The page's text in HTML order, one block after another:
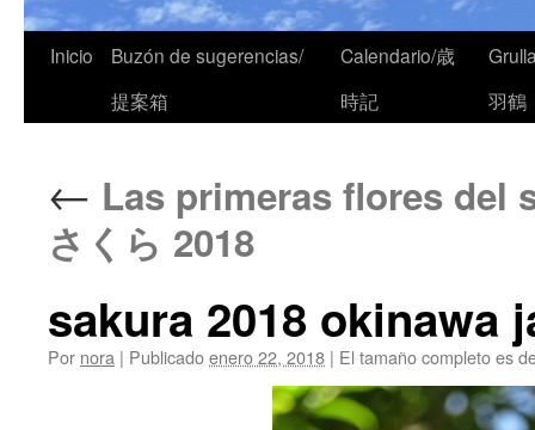
Inicio
Buzón de sugerencias/
提案箱
Calendario/歳
時記
羽鶴
← Las primeras flores del
さくら 2018
sakura 2018 okinawa
Por nora | Publicadoenero 22, 2018 | El tamaño completo es